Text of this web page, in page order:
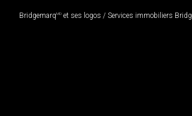
BridgemarqMD et ses logos / Services immobiliers